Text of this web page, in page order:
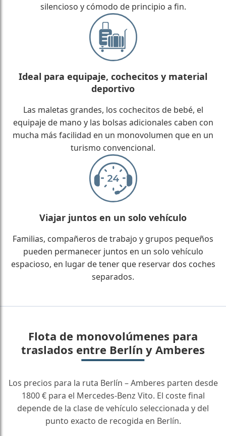
silencioso y cómodo de principio a fin.
Ideal para equipaje, cochecitos y material
deportivo
Las maletas grandes, los cochecitos de bebé, el
equipaje de mano y las bolsas adicionales caben con
mucha más facilidad en un monovolumen que en un
turismo convencional.
Viajar juntos en un solo vehículo
Familias, compañeros de trabajo y grupos pequeños
pueden permanecer juntos en un solo vehículo
espacioso, en lugar de tener que reservar dos coches
separados.
Flota de monovolúmenes para
traslados entre Berlín y Amberes
Los precios para la ruta Berlín – Amberes parten desde
1800 € para el Mercedes-Benz Vito. El coste final
depende de la clase de vehículo seleccionada y del
punto exacto de recogida en Berlín.